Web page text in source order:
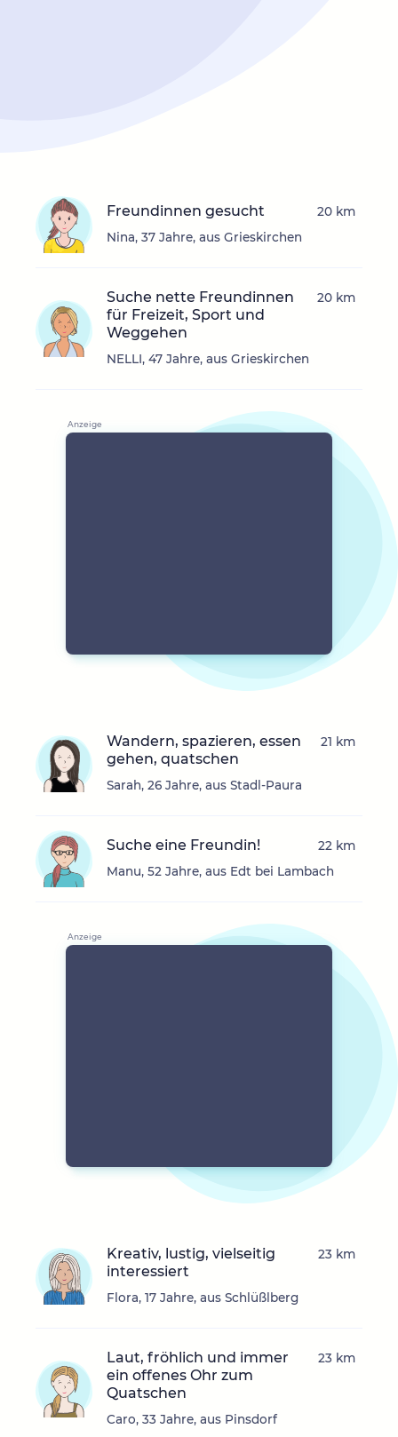
Freundinnen gesucht
Nina, 37 Jahre, aus Grieskirchen
20 km
Suche nette Freundinnen
für Freizeit, Sport und
Weggehen
NELLI, 47 Jahre, aus Grieskirchen
20 km
Wandern, spazieren, essen
gehen, quatschen
Sarah, 26 Jahre, aus Stadl-Paura
21 km
Suche eine Freundin!
Manu, 52 Jahre, aus Edt bei Lambach
22 km
Kreativ, lustig, vielseitig
interessiert
Flora, 17 Jahre, aus Schlüßlberg
23 km
Laut, fröhlich und immer
ein offenes Ohr zum
Quatschen
Caro, 33 Jahre, aus Pinsdorf
23 km